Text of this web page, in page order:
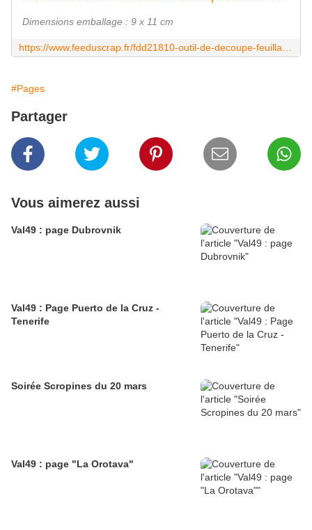
Dimensions emballage : 9 x 11 cm
#Pages
Partager
Vous aimerez aussi
Val49 : page Dubrovnik
Val49 : Page Puerto de la Cruz -
Tenerife
Soirée Scropines du 20 mars
Val49 : page "La Orotava"